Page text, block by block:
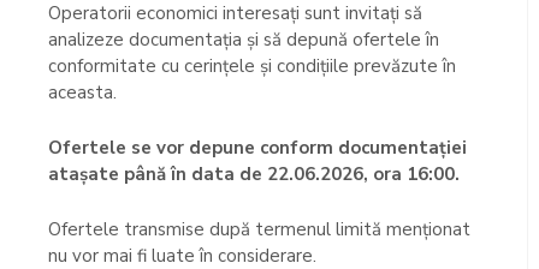
Operatorii economici interesați sunt invitați să
analizeze documentația și să depună ofertele în
conformitate cu cerințele și condițiile prevăzute în
aceasta.
Ofertele se vor depune conform documentației
atașate până în data de 22.06.2026, ora 16:00.
Ofertele transmise după termenul limită menționat
nu vor mai fi luate în considerare.